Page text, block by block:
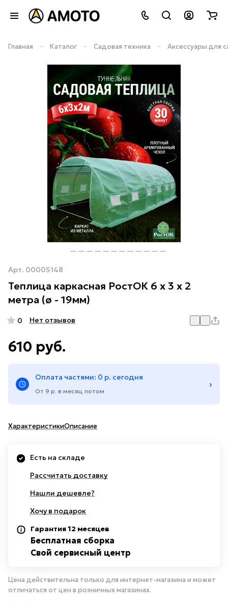
Главная – Каталог – Садовая техника – Аксессуары для
Арт. 00005148
Теплица каркасная РостОК 6 x 3 x 2
метра (ø - 19мм)
0 Нет отзывов
610 руб.
Оплата частями: 0 р. сегодня
От 9 р. в месяц потом
›
ХарактеристикиОписание
Есть на складе
Рассчитать доставку
Нашли дешевле?
Хочу в подарок
Гарантия 12 месяцев
Бесплатная сборка
Свой сервисный центр
Цена действительна только для интернет-магазина и может
отличаться от цен в розничных магазинах.